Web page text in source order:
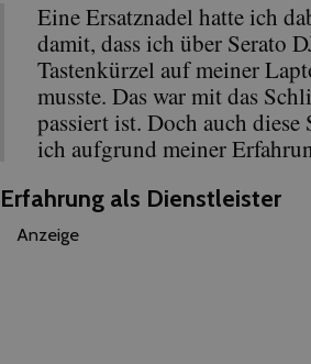
Eine Ersatznadel hatte ich
damit, dass ich über Serato
Tastenkürzel auf meiner
musste. Das war mit das
passiert ist. Doch auch
ich aufgrund meiner
Erfahrung als Dienstleister
Anzeige